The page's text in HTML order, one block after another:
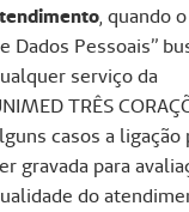
, quando
Dados Pessoais”
serviço da
TRÊS
casos a ligação
gravada para
do